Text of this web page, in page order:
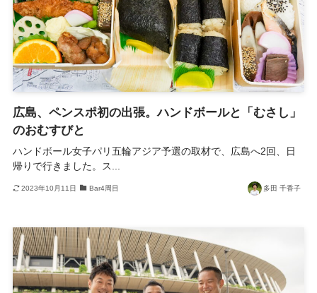
広島、ペンスポ初の出張。ハンドボールと「むさし」
のおむすびと
ハンドボール女子パリ五輪アジア予選の取材で、広島へ2回、日
帰りで行きました。ス...
2023年10月11日 Bar4周目 多田 千香子